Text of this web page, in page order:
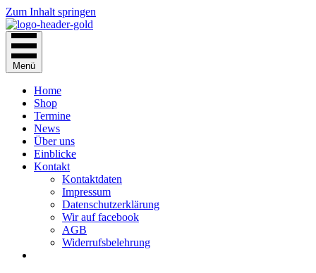
Zum Inhalt springen
Menü
Home
Shop
Termine
News
Über uns
Einblicke
Kontakt
Kontaktdaten
Impressum
Datenschutzerklärung
Wir auf facebook
AGB
Widerrufsbelehrung